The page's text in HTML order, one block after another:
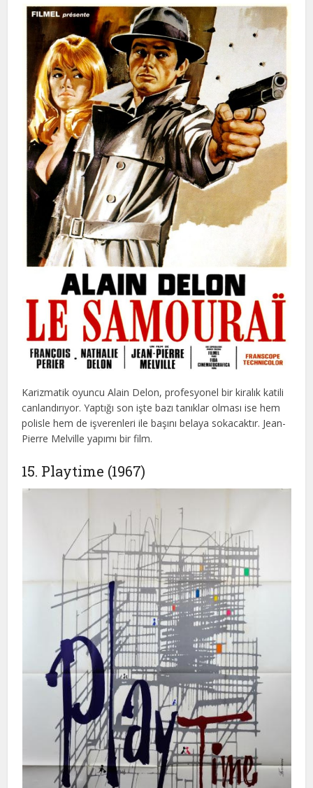
Karizmatik oyuncu Alain Delon, profesyonel bir kiralık katili
canlandırıyor. Yaptığı son işte bazı tanıklar olması ise hem
polisle hem de işverenleri ile başını belaya sokacaktır. Jean-
Pierre Melville yapımı bir film.
15. Playtime (1967)